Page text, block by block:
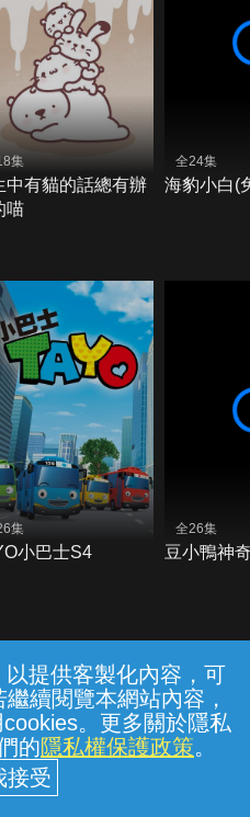
提供客製化內容，可
續閱覽本網站內容，
。更多關於隱私
的隱私權保護政策。
集
中有貓的話總有辦
喵
全24集
海豹小白(
集
小巴士S4
全26集
豆小鴨神
服務條款 隱私權保護
司個人家庭分公司
© 2026